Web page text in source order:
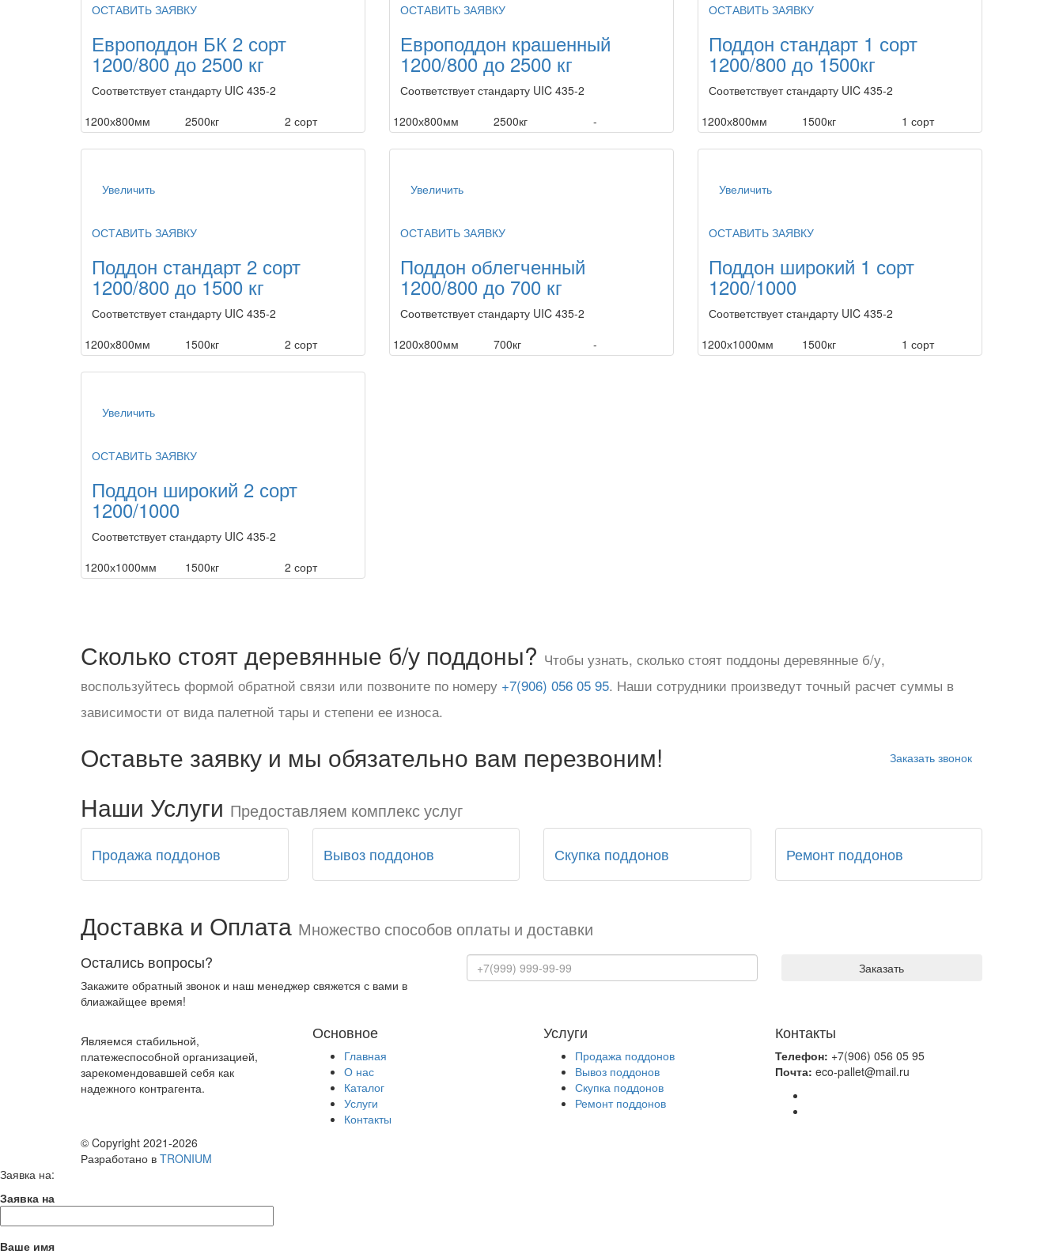
ОСТАВИТЬ ЗАЯВКУ
Европоддон БК 2 сорт
1200/800 до 2500 кг
Соответствует стандарту UIC 435-2
1200х800мм
2500кг 2 сорт
ОСТАВИТЬ ЗАЯВКУ
Европоддон крашенный
1200/800 до 2500 кг
Соответствует стандарту UIC 435-2
1200х800мм
2500кг -
ОСТАВИТЬ ЗАЯВКУ
Поддон стандарт 1 сорт
1200/800 до 1500кг
Соответствует стандарту UIC 435-2
1200х800мм
1500кг 1 сорт
Увеличить
ОСТАВИТЬ ЗАЯВКУ
Поддон стандарт 2 сорт
1200/800 до 1500 кг
Соответствует стандарту UIC 435-2
1200х800мм
1500кг 2 сорт
Увеличить
ОСТАВИТЬ ЗАЯВКУ
Поддон облегченный
1200/800 до 700 кг
Соответствует стандарту UIC 435-2
1200х800мм
700кг -
Увеличить
ОСТАВИТЬ ЗАЯВКУ
Поддон широкий 1 сорт
1200/1000
Соответствует стандарту UIC 435-2
1200х1000мм
1500кг 1 сорт
Увеличить
ОСТАВИТЬ ЗАЯВКУ
Поддон широкий 2 сорт
1200/1000
Соответствует стандарту UIC 435-2
1200х1000мм
1500кг 2 сорт
Сколько стоят деревянные б/у поддоны? Чтобы узнать, сколько стоят поддоны деревянные б/у,
воспользуйтесь формой обратной связи или позвоните по номеру +7(906) 056 05 95. Наши сотрудники произведут точный расчет суммы в
зависимости от вида палетной тары и степени ее износа.
Заказать звонок
Оставьте заявку и мы обязательно вам перезвоним!
Наши Услуги Предоставляем комплекс услуг
Продажа поддонов Вывоз поддонов Скупка поддонов Ремонт поддонов
Доставка и Оплата Множество способов оплаты и доставки
Остались вопросы?
Закажите обратный звонок и наш менеджер свяжется с вами в
блиажайщее время!
Являемся стабильной,
платежеспособной организацией,
зарекомендовавшей себя как
надежного контрагента.
Основное
Главная
О нас
Каталог
Услуги
Контакты
Услуги
Продажа поддонов
Вывоз поддонов
Скупка поддонов
Ремонт поддонов
Контакты
Телефон: +7(906) 056 05 95
Почта: eco-pallet@mail.ru
© Copyright 2021-2026
Разработано в TRONIUM
Заявка на:
Заявка на
Ваше имя